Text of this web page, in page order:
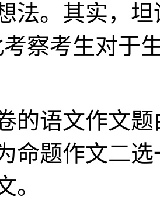
法。其实，
考察考生对于
语文作文题
命题作文二
。